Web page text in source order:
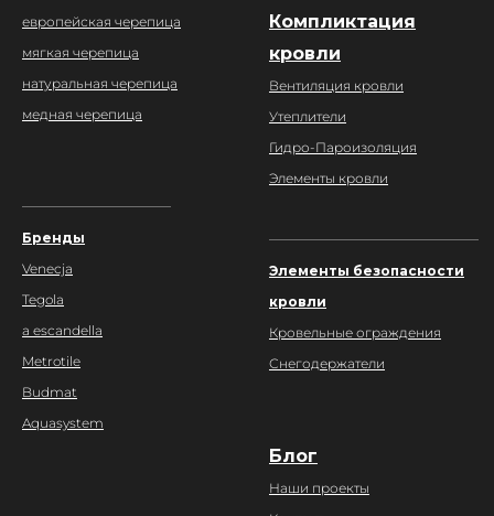
европейская черепица
мягкая черепица
натуральная черепица
медная черепица
Бренды
Venecja
Tegola
a escandella
Metrotile
Budmat
Aquasystem
Компликтация
кровли
Вентиляция кровли
Утеплители
Гидро-Пароизоляция
Элементы кровли
Элементы безопасности
кровли
Кровельные ограждения
Снегодержатели
Блог
Наши проекты